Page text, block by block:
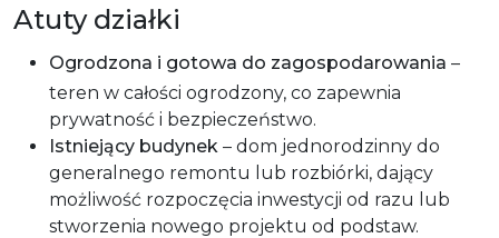
Atuty działki
Ogrodzona i gotowa do zagospodarowania –
teren w całości ogrodzony, co zapewnia
prywatność i bezpieczeństwo.
Istniejący budynek – dom jednorodzinny do
generalnego remontu lub rozbiórki, dający
możliwość rozpoczęcia inwestycji od razu lub
stworzenia nowego projektu od podstaw.